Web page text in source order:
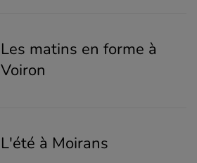
Les matins en forme à
Voiron
L'été à Moirans